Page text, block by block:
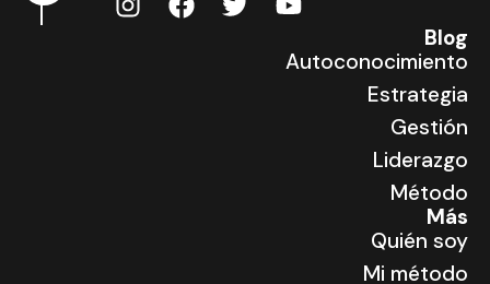
Blog
Autoconocimiento
Estrategia
Gestión
Liderazgo
Método
Más
Quién soy
Mi método